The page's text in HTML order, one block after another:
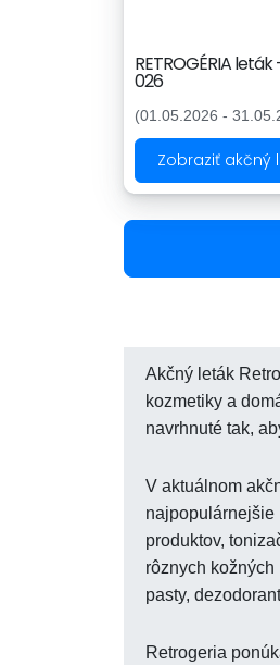
RETROGÉRIA
026
(01.05.2026 -
Zobraziť akčný
Akčný leták
kozmetiky a
navrhnuté tak,
V aktuálnom
najpopulárnejšie
produktov,
rôznych
pasty,
Retrogeria